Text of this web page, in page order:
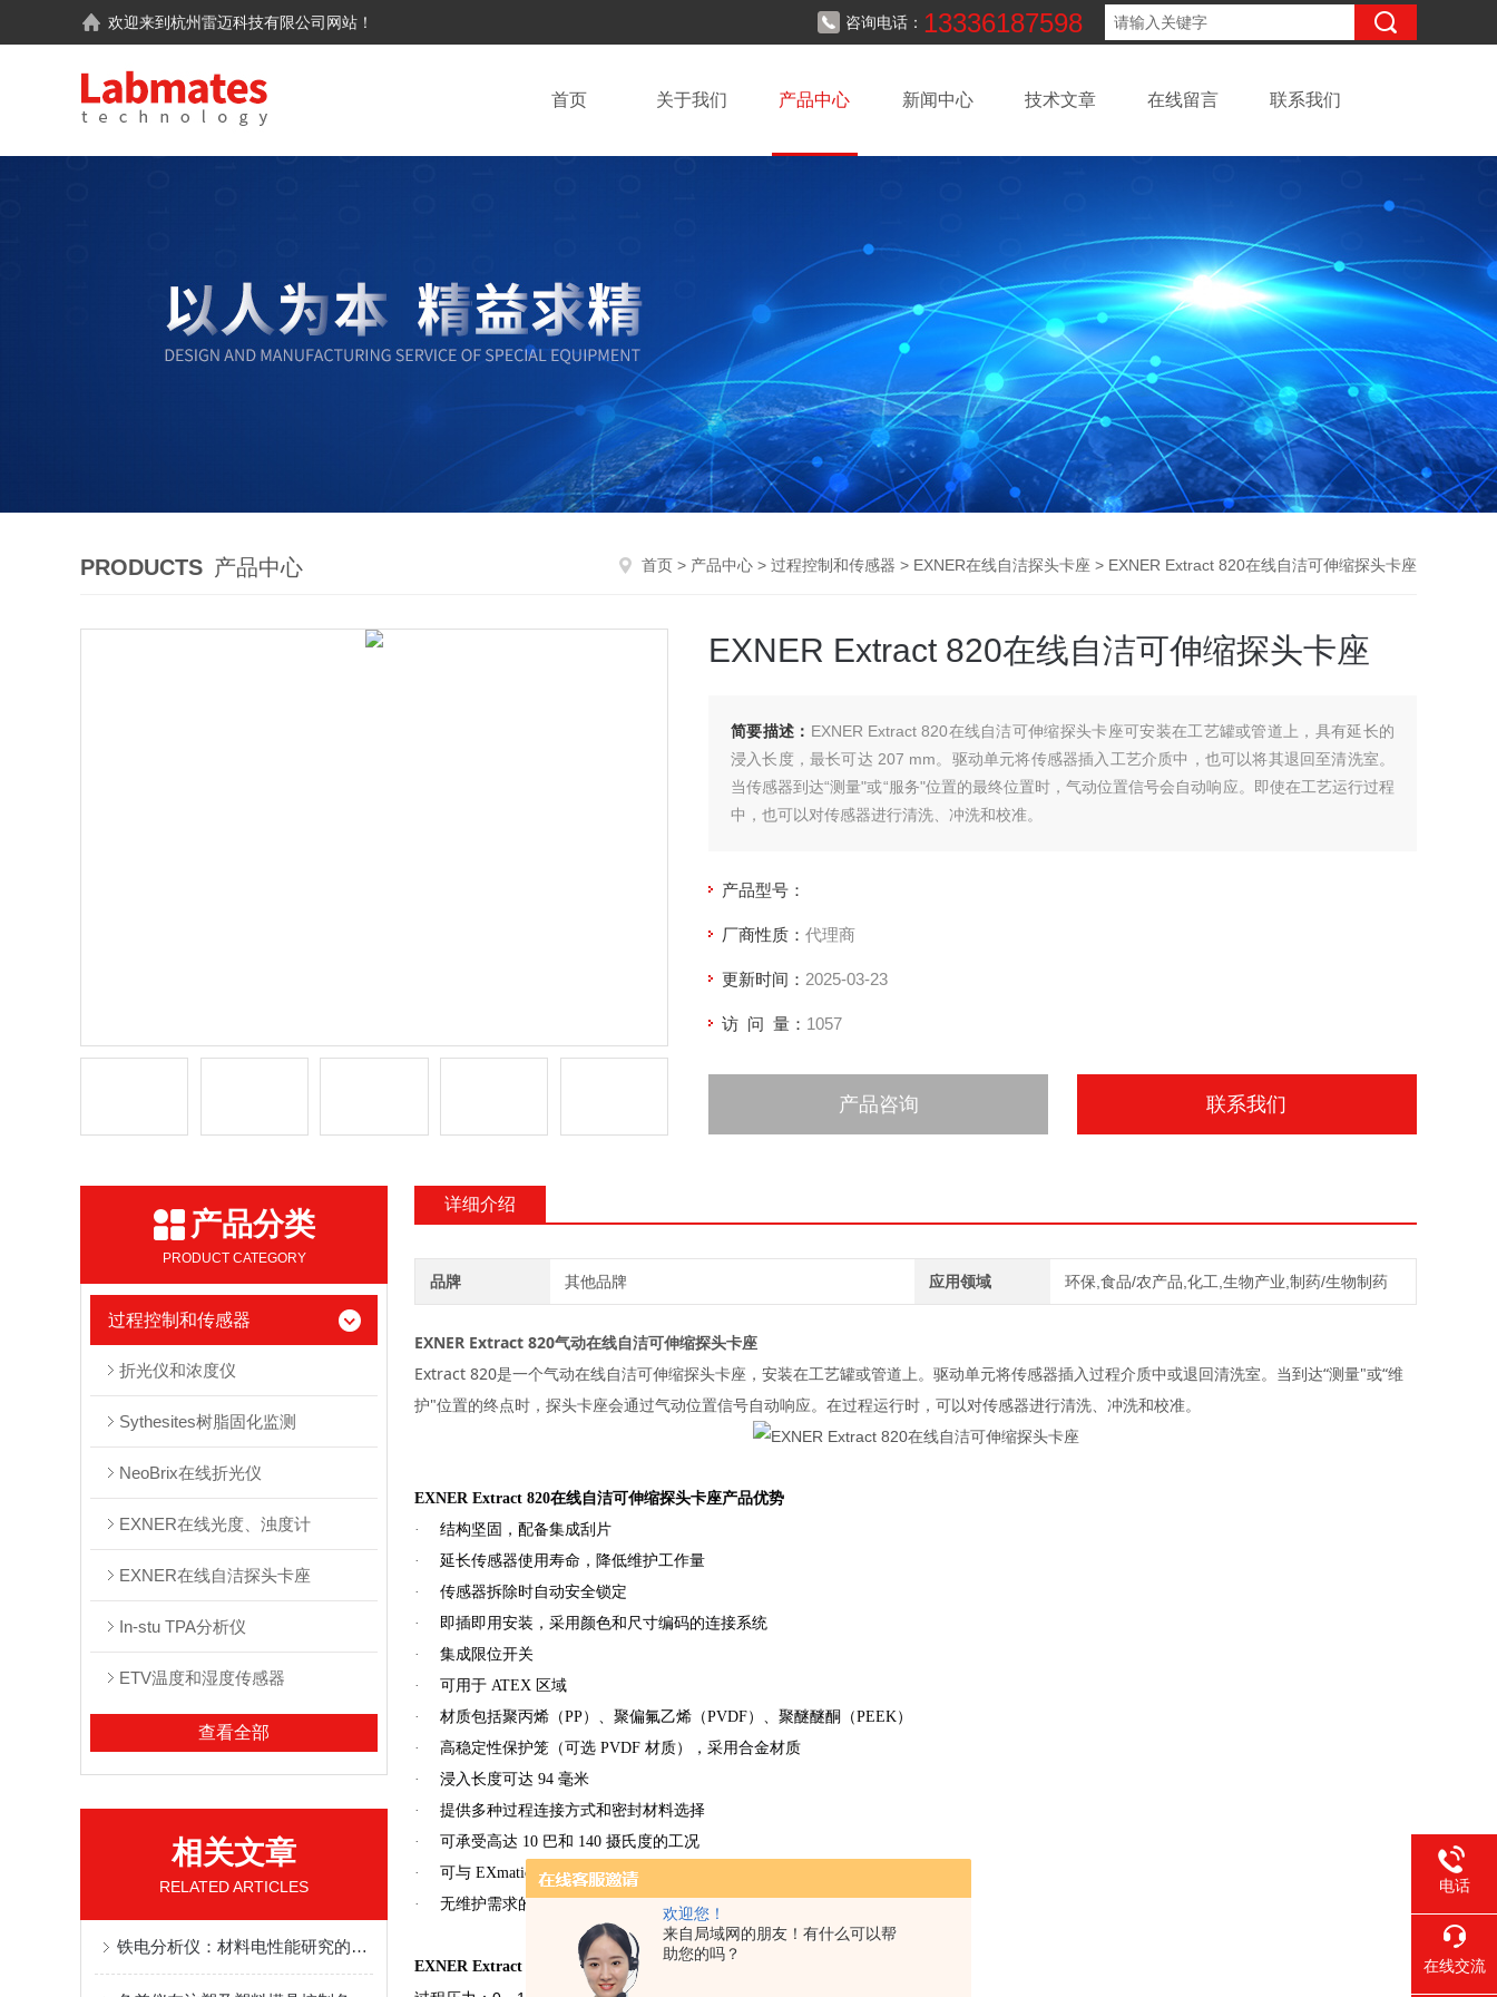
欢迎您！
来自局域网的朋友！有什么可以帮
助您的吗？
欢迎来到杭州雷迈科技有限公司 网站！ 咨询电话： 13336187598
首页 关于我们 产品中心 新闻中心 技术文章 在线留言 联系我们
PRODUCTS 产品中心 首页 > 产品中心 > 过程控制和传感器 > EXNER在线自洁探头卡座 > EXNER Extract 820在线自洁可伸缩探头卡座
EXNER Extract 820在线自洁可伸缩探头卡座
简要描述： EXNER Extract 820在线自洁可伸缩探头卡座可安装在工艺罐或管道上，具有延长的
浸入长度，最长可达 207 mm。驱动单元将传感器插入工艺介质中，也可以将其退回至清洗室。
当传感器到达“测量"或“服务"位置的最终位置时，气动位置信号会自动响应。即使在工艺运行过程
中，也可以对传感器进行清洗、冲洗和校准。
产品型号：
厂商性质： 代理商
更新时间： 2025-03-23
访 问 量： 1057
产品咨询 联系我们
产品分类
PRODUCT CATEGORY
过程控制和传感器
折光仪和浓度仪
Sythesites树脂固化监测
NeoBrix在线折光仪
EXNER在线光度、浊度计
EXNER在线自洁探头卡座
In-stu TPA分析仪
ETV温度和湿度传感器
查看全部
相关文章
RELATED ARTICLES
铁电分析仪：材料电性能研究的得力助手
详细介绍
品牌 其他品牌 应用领域 环保,食品/农产品,化工,生物产业,制药/生物制药
EXNER Extract 820气动在线自洁可伸缩探头卡座
Extract 820是一个气动在线自洁可伸缩探头卡座，安装在工艺罐或管道上。驱动单元将传感器插入过程介质中或退回清洗室。当到达“测量"或“维
护"位置的终点时，探头卡座会通过气动位置信号自动响应。在过程运行时，可以对传感器进行清洗、冲洗和校准。
EXNER Extract 820在线自洁可伸缩探头卡座产品优势
·
结构坚固，配备集成刮片
·
延长传感器使用寿命，降低维护工作量
·
传感器拆除时自动安全锁定
·
即插即用安装，采用颜色和尺寸编码的连接系统
·
集成限位开关
·
可用于 ATEX 区域
·
材质包括聚丙烯（PP）、聚偏氟乙烯（PVDF）、聚醚醚酮（PEEK）
·
高稳定性保护笼（可选 PVDF 材质），采用合金材质
·
浸入长度可达 94 毫米
·
提供多种过程连接方式和密封材料选择
·
可承受高达 10 巴和 140 摄氏度的工况
·
可与 EXmatic 470电液控制单元自动化集成
·
无维护需求的驱动单元
EXNER Extract 820在线自洁可伸缩探头卡座技术规格
电话
在线交流